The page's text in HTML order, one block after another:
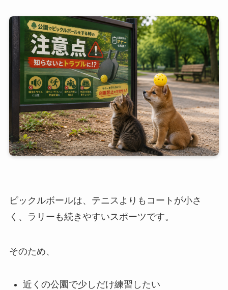
ピックルボールは、テニスよりもコートが小さ
く、ラリーも続きやすいスポーツです。
そのため、
近くの公園で少しだけ練習したい